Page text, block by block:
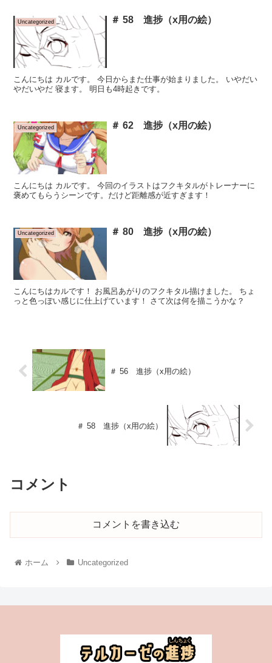
Uncategorized ＃ 58 進捗（x用の絵）
こんにちは カルです。 今日からまた仕事が始まりました。 いやだい
やだいやだ 寝ます。 明日も4時起きです。
Uncategorized ＃ 62 進捗（x用の絵）
こんにちは カルです。 今回のイラストはフクキタルがトレーナーに
褒めてもらうシーンです。だけど距離感が近すぎます！
Uncategorized ＃ 80 進捗（x用の絵）
こんにちはカルです！ お風呂あがりのフクキタル描けました。 ちょ
っと色っぽい感じに仕上げています！ さて次は何を描こうかな？
＃ 56 進捗（x用の絵）
＃ 58 進捗（x用の絵）
コメント
コメントを書き込む
ホーム Uncategorized